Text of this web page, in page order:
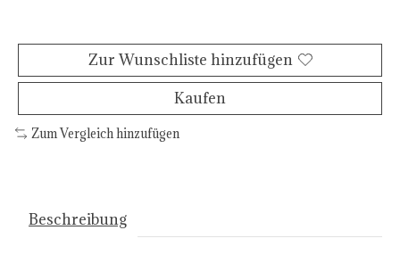
Zur Wunschliste hinzufügen
Kaufen
Zum Vergleich hinzufügen
Beschreibung